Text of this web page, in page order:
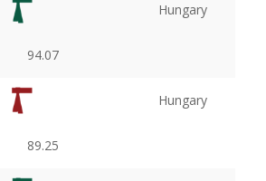
Hungary
94.07
Hungary
89.25